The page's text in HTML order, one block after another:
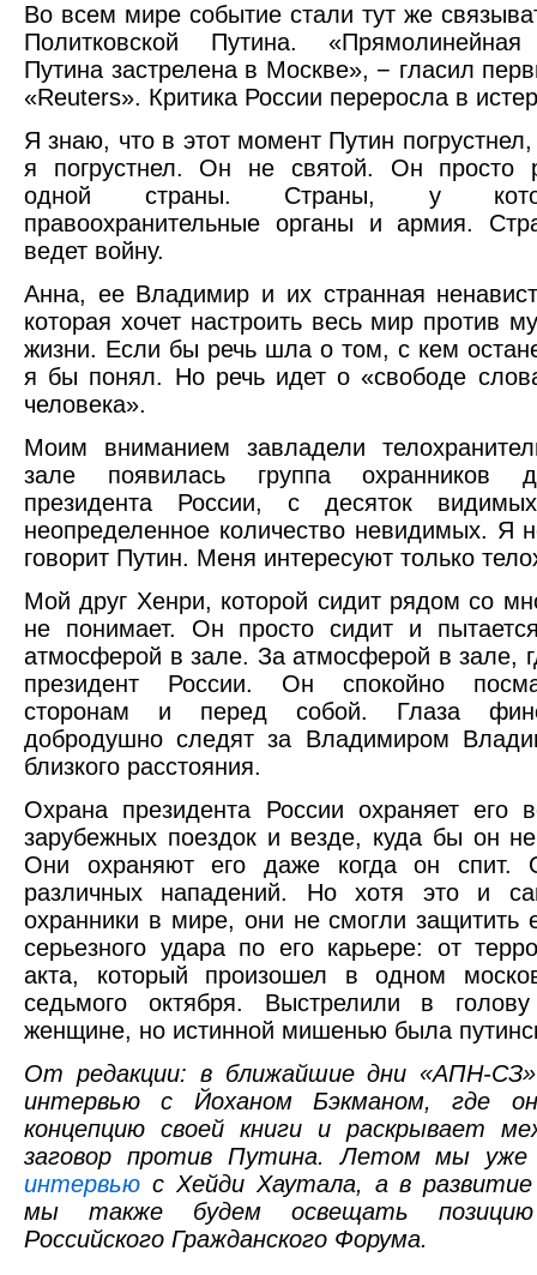
Во всем мире событие стали тут же
Политковской Путина. «Прямолинейная
Путина застрелена в Москве», − гласил
«Reuters». Критика России переросла в
Я знаю, что в этот момент Путин
я погрустнел. Он не святой. Он просто
одной страны. Страны, у
правоохранительные органы и армия.
ведет войну.
Анна, ее Владимир и их странная
которая хочет настроить весь мир против
жизни. Если бы речь шла о том, с кем
я бы понял. Но речь идет о «свободе
человека».
Моим вниманием завладели
зале появилась группа охранников
президента России, с десяток
неопределенное количество невидимых. Я
говорит Путин. Меня интересуют только
Мой друг Хенри, которой сидит рядом со
не понимает. Он просто сидит и
атмосферой в зале. За атмосферой в зале,
президент России. Он спокойно
сторонам и перед собой. Глаза
добродушно следят за Владимиром
близкого расстояния.
Охрана президента России охраняет его
зарубежных поездок и везде, куда бы он
Они охраняют его даже когда он спит.
различных нападений. Но хотя это и
охранники в мире, они не смогли защитить
серьезного удара по его карьере: от
акта, который произошел в одном
седьмого октября. Выстрелили в
женщине, но истинной мишенью была
От редакции: в ближайшие дни «АПН-СЗ»
интервью с Йоханом Бэкманом, где
концепцию своей книги и раскрывает
заговор против Путина. Летом мы уже
интервью с Хейди Хаутала, а в
мы также будем освещать
Российского Гражданского Форума.